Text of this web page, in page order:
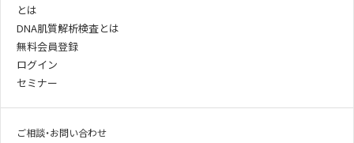
とは
DNA肌質解析検査とは
無料会員登録
ログイン
セミナー
ご相談・お問い合わせ